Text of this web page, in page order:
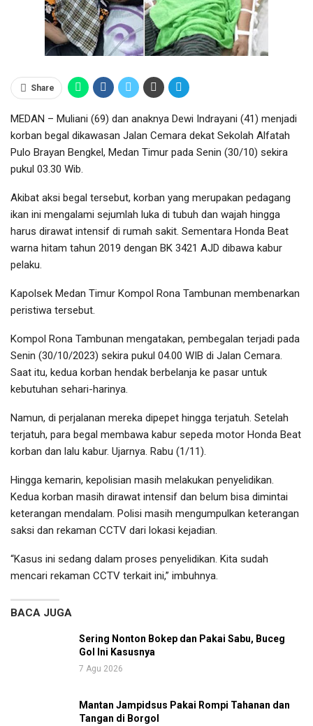
Share
MEDAN – Muliani (69) dan anaknya Dewi Indrayani (41) menjadi
korban begal dikawasan Jalan Cemara dekat Sekolah Alfatah
Pulo Brayan Bengkel, Medan Timur pada Senin (30/10) sekira
pukul 03.30 Wib.
Akibat aksi begal tersebut, korban yang merupakan pedagang
ikan ini mengalami sejumlah luka di tubuh dan wajah hingga
harus dirawat intensif di rumah sakit. Sementara Honda Beat
warna hitam tahun 2019 dengan BK 3421 AJD dibawa kabur
pelaku.
Kapolsek Medan Timur Kompol Rona Tambunan membenarkan
peristiwa tersebut.
Kompol Rona Tambunan mengatakan, pembegalan terjadi pada
Senin (30/10/2023) sekira pukul 04.00 WIB di Jalan Cemara.
Saat itu, kedua korban hendak berbelanja ke pasar untuk
kebutuhan sehari-harinya.
Namun, di perjalanan mereka dipepet hingga terjatuh. Setelah
terjatuh, para begal membawa kabur sepeda motor Honda Beat
korban dan lalu kabur. Ujarnya. Rabu (1/11).
Hingga kemarin, kepolisian masih melakukan penyelidikan.
Kedua korban masih dirawat intensif dan belum bisa dimintai
keterangan mendalam. Polisi masih mengumpulkan keterangan
saksi dan rekaman CCTV dari lokasi kejadian.
“Kasus ini sedang dalam proses penyelidikan. Kita sudah
mencari rekaman CCTV terkait ini,” imbuhnya.
BACA JUGA
Sering Nonton Bokep dan Pakai Sabu, Buceg
Gol Ini Kasusnya
7 Agu 2026
Mantan Jampidsus Pakai Rompi Tahanan dan
Tangan di Borgol